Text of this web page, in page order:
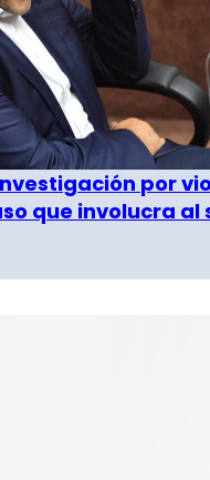
por
que involucra al